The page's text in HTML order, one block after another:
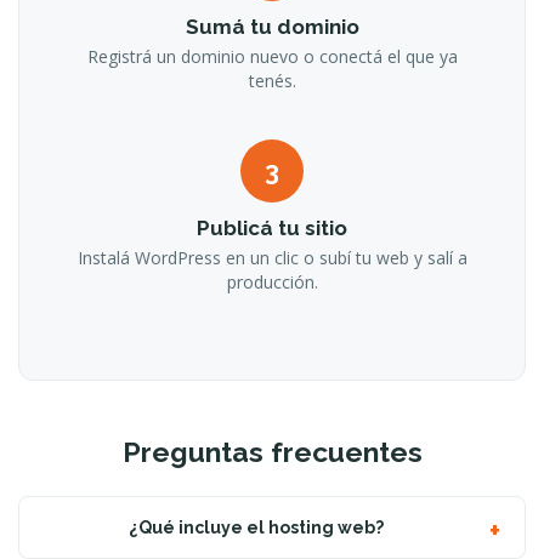
Sumá tu dominio
Registrá un dominio nuevo o conectá el que ya
tenés.
3
Publicá tu sitio
Instalá WordPress en un clic o subí tu web y salí a
producción.
Preguntas frecuentes
¿Qué incluye el hosting web?